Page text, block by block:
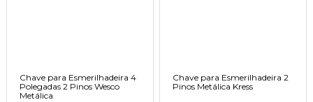
Chave para Esmerilhadeira 4
Polegadas 2 Pinos Wesco
Metálica
Chave para Esmerilhadeira 2
Pinos Metálica Kress